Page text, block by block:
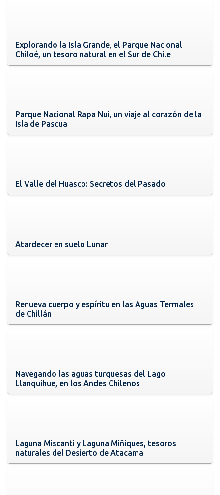
Explorando la Isla Grande, el Parque Nacional
Chiloé, un tesoro natural en el Sur de Chile
Parque Nacional Rapa Nui, un viaje al corazón de la
Isla de Pascua
El Valle del Huasco: Secretos del Pasado
Atardecer en suelo Lunar
Renueva cuerpo y espíritu en las Aguas Termales
de Chillán
Navegando las aguas turquesas del Lago
Llanquihue, en los Andes Chilenos
Laguna Miscanti y Laguna Miñiques, tesoros
naturales del Desierto de Atacama